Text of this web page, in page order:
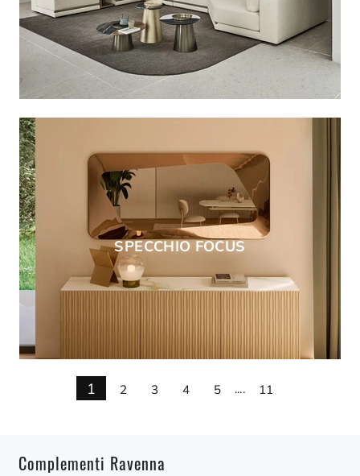
SPECCHIO FOCUS
1 2 3 4 5 .... 11
Complementi Ravenna